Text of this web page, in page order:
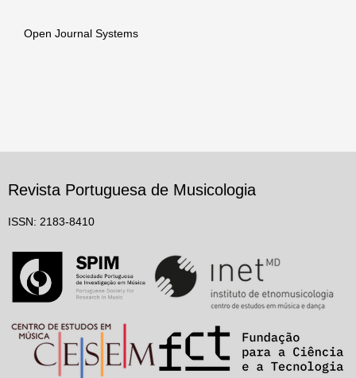
Open Journal Systems
Revista Portuguesa de Musicologia
ISSN: 2183-8410